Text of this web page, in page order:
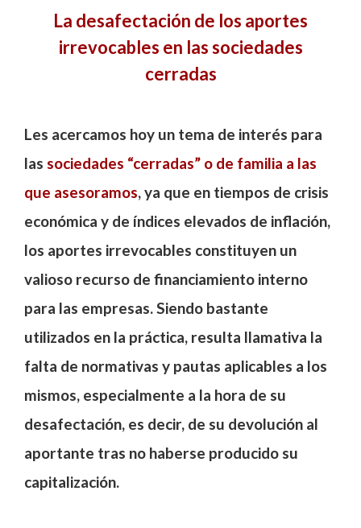
La desafectación de los aportes
irrevocables en las sociedades
cerradas
Les acercamos hoy un tema de interés para
las sociedades “cerradas” o de familia a las
que asesoramos, ya que en tiempos de crisis
económica y de índices elevados de inflación,
los aportes irrevocables constituyen un
valioso recurso de financiamiento interno
para las empresas. Siendo bastante
utilizados en la práctica, resulta llamativa la
falta de normativas y pautas aplicables a los
mismos, especialmente a la hora de su
desafectación, es decir, de su devolución al
aportante tras no haberse producido su
capitalización.